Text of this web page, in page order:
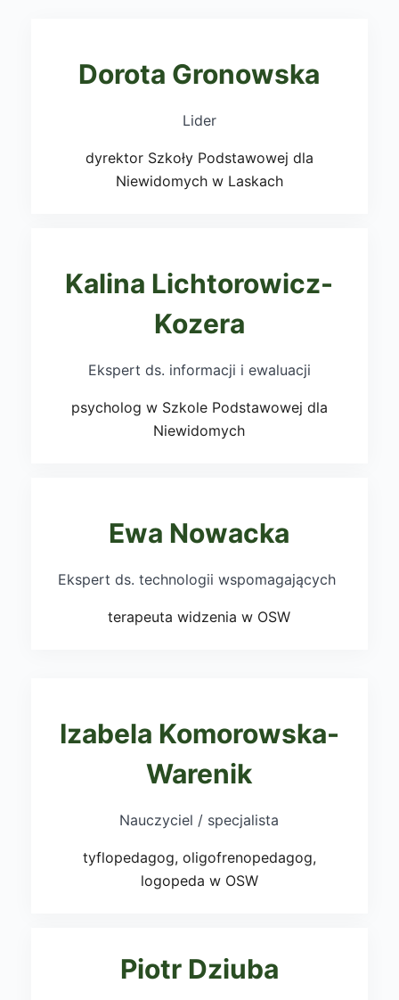
Dorota Gronowska
Lider
dyrektor Szkoły Podstawowej dla
Niewidomych w Laskach
Kalina Lichtorowicz-
Kozera
Ekspert ds. informacji i ewaluacji
psycholog w Szkole Podstawowej dla
Niewidomych
Ewa Nowacka
Ekspert ds. technologii wspomagających
terapeuta widzenia w OSW
Izabela Komorowska-
Warenik
Nauczyciel / specjalista
tyflopedagog, oligofrenopedagog,
logopeda w OSW
Piotr Dziuba